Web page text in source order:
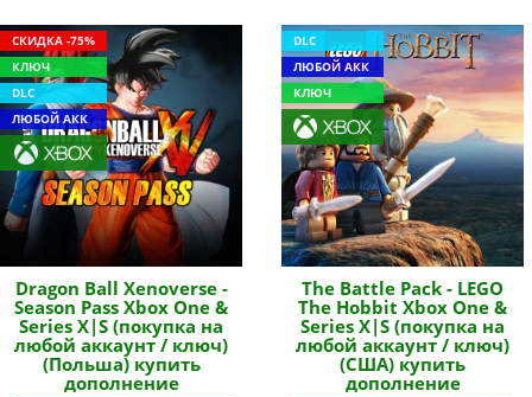
СКИДКА -75%
КЛЮЧ
DLC
ЛЮБОЙ АКК
Dragon Ball Xenoverse -
Season Pass Xbox One &
Series X|S (покупка на
любой аккаунт / ключ)
(Польша) купить
дополнение
DLC
ЛЮБОЙ АКК
КЛЮЧ
The Battle Pack - LEGO
The Hobbit Xbox One &
Series X|S (покупка на
любой аккаунт / ключ)
(США) купить
дополнение